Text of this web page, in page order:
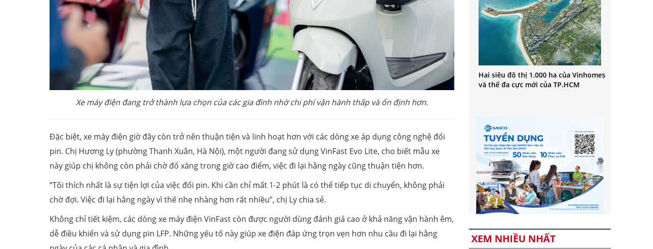
Xe máy điện đang trở thành lựa chọn của các gia đình nhờ chi phí vận hành thấp và ổn định hơn.
Đặc biệt, xe máy điện giờ đây còn trở nên thuận tiện và linh hoạt hơn với các dòng xe áp dụng công nghệ đổi
pin. Chị Hương Ly (phường Thanh Xuân, Hà Nội), một người đang sử dụng VinFast Evo Lite, cho biết mẫu xe
này giúp chị không còn phải chờ đổ xăng trong giờ cao điểm, việc đi lại hằng ngày cũng thuận tiện hơn.
“Tôi thích nhất là sự tiện lợi của việc đổi pin. Khi cần chỉ mất 1-2 phút là có thể tiếp tục di chuyển, không phải
chờ đợi. Việc đi lại hằng ngày vì thế nhẹ nhàng hơn rất nhiều”, chị Ly chia sẻ.
Không chỉ tiết kiệm, các dòng xe máy điện VinFast còn được người dùng đánh giá cao ở khả năng vận hành êm,
dễ điều khiển và sử dụng pin LFP. Những yếu tố này giúp xe điện đáp ứng trọn vẹn hơn nhu cầu đi lại hằng
Hai siêu đô thị 1.000 ha của Vinhomes
và thế đa cực mới của TP.HCM
XEM NHIỀU NHẤT